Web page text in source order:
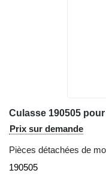
Culasse 190505
Prix sur demande
Pièces détachées de
190505